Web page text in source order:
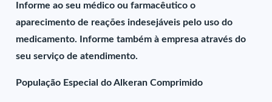
Informe ao seu médico ou farmacêutico o
aparecimento de reações indesejáveis pelo uso do
medicamento. Informe também à empresa através do
seu serviço de atendimento.
População Especial do Alkeran Comprimido